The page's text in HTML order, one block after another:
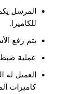
المرسل
للكاميرا.
يتم رفع
عملية
العميل
كاميرات